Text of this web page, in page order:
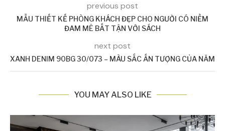
previous post
MẪU THIẾT KẾ PHÒNG KHÁCH ĐẸP CHO NGƯỜI CÓ NIỀM
ĐAM MÊ BẤT TẬN VỚI SÁCH
next post
XANH DENIM 90BG 30/073 – MÀU SẮC ẤN TƯỢNG CỦA NĂM
YOU MAY ALSO LIKE